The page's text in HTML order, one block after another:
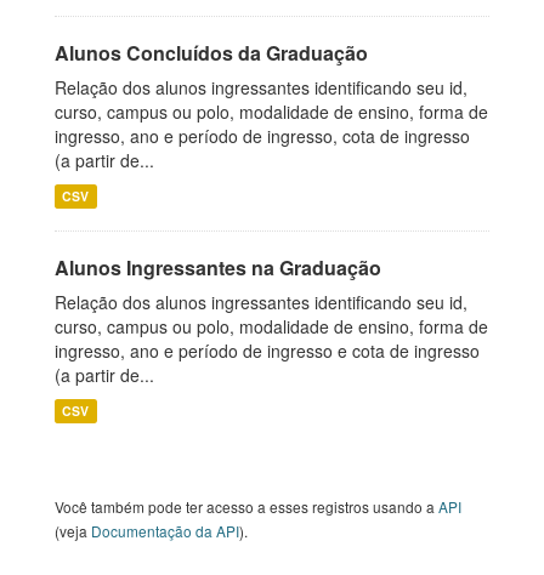
Alunos Concluídos da Graduação
Relação dos alunos ingressantes identificando seu id,
curso, campus ou polo, modalidade de ensino, forma de
ingresso, ano e período de ingresso, cota de ingresso
(a partir de...
CSV
Alunos Ingressantes na Graduação
Relação dos alunos ingressantes identificando seu id,
curso, campus ou polo, modalidade de ensino, forma de
ingresso, ano e período de ingresso e cota de ingresso
(a partir de...
CSV
Você também pode ter acesso a esses registros usando a API
(veja Documentação da API).